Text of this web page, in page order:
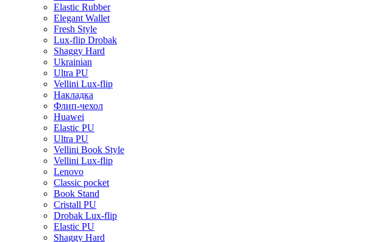
Elastic Rubber
Elegant Wallet
Fresh Style
Lux-flip Drobak
Shaggy Hard
Ukrainian
Ultra PU
Vellini Lux-flip
Накладка
Флип-чехол
Huawei
Elastic PU
Ultra PU
Vellini Book Style
Vellini Lux-flip
Lenovo
Classic pocket
Book Stand
Cristall PU
Drobak Lux-flip
Elastic PU
Shaggy Hard